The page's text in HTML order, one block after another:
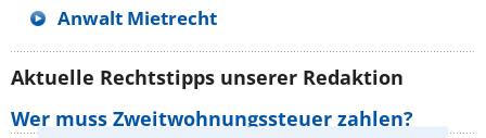
Anwalt Mietrecht
Aktuelle Rechtstipps unserer Redaktion
Wer muss Zweitwohnungssteuer zahlen?